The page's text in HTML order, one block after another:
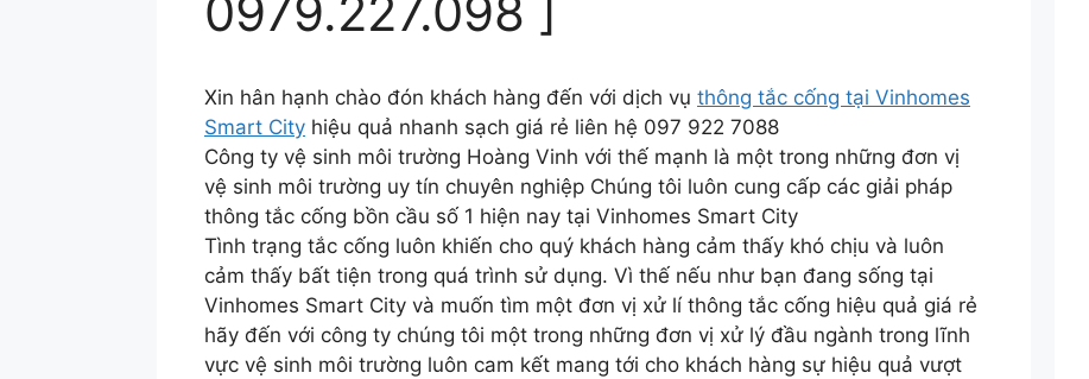
0979.227.098 ]
Xin hân hạnh chào đón khách hàng đến với dịch vụ thông tắc cống tại Vinhomes
Smart City hiệu quả nhanh sạch giá rẻ liên hệ 097 922 7088
Công ty vệ sinh môi trường Hoàng Vinh với thế mạnh là một trong những đơn vị
vệ sinh môi trường uy tín chuyên nghiệp Chúng tôi luôn cung cấp các giải pháp
thông tắc cống bồn cầu số 1 hiện nay tại Vinhomes Smart City
Tình trạng tắc cống luôn khiến cho quý khách hàng cảm thấy khó chịu và luôn
cảm thấy bất tiện trong quá trình sử dụng. Vì thế nếu như bạn đang sống tại
Vinhomes Smart City và muốn tìm một đơn vị xử lí thông tắc cống hiệu quả giá rẻ
hãy đến với công ty chúng tôi một trong những đơn vị xử lý đầu ngành trong lĩnh
vực vệ sinh môi trường luôn cam kết mang tới cho khách hàng sự hiệu quả vượt